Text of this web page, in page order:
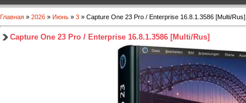
Главная » 2026 » Июнь » 3 » Capture One 23 Pro / Enterprise 16.8.1.3586 [Multi/Rus]
Capture One 23 Pro / Enterprise 16.8.1.3586 [Multi/Rus]